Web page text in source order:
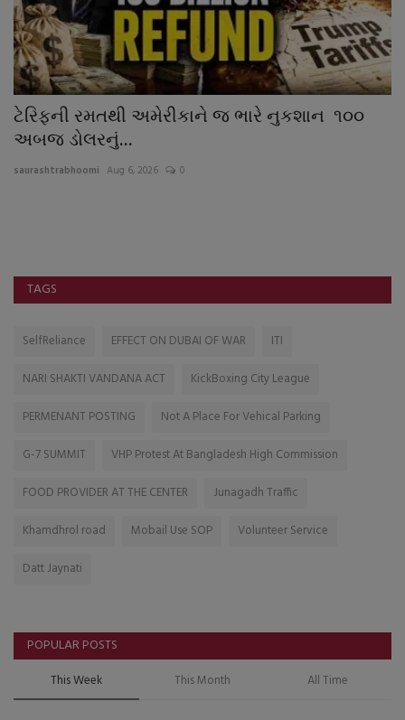
યુધ્ધની સ્થિતિમાં ઓઈલ કંપનીઓને બખ્ખા : અબજાે
ડોલરનો નફો...
saurashtrabhoomi Aug 5, 2026 0
TAGS
SelfReliance EFFECT ON DUBAI OF WAR
ITI
NARI SHAKTI VANDANA ACT
KickBoxing City League
PERMENANT POSTING
Not A Place For Vehical Parking
G-7 SUMMIT
VHP Protest At Bangladesh High Commission
FOOD PROVIDER AT THE CENTER
Junagadh Traffic
Khamdhrol road
Mobail Use SOP
Volunteer Service
Datt Jaynati
POPULAR POSTS
This Week This Month All Time